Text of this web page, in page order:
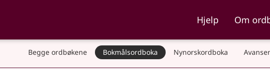
og NynorskordbokaHjelp Om
Begge ordbøkene Bokmålsordboka Nynorskordboka